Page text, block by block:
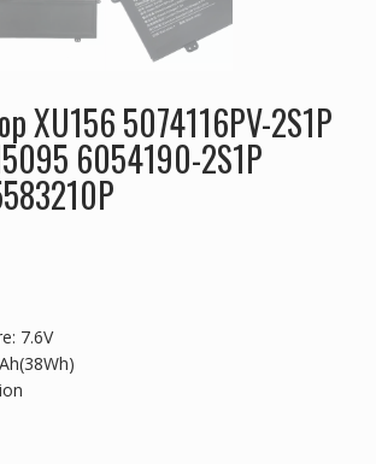
XU156 5074116PV-2S1P
6054190-2S1P
7.6V